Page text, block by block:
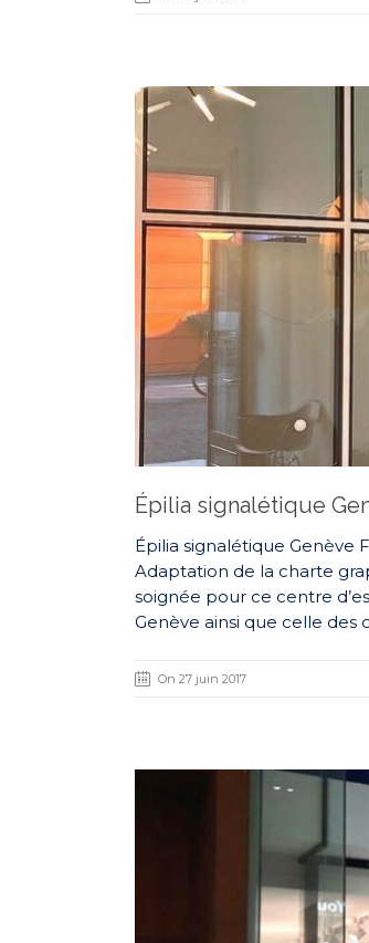
Épilia signalétique
Épilia signalétique Genève
Adaptation de la charte
soignée pour ce centre
Genève ainsi que celle des
On 27 juin 2017